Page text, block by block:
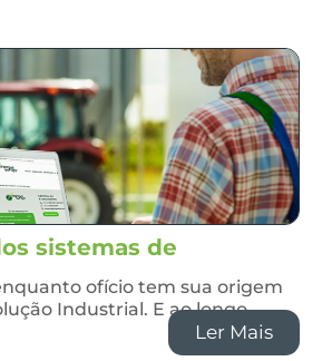
sistemas de
ofício tem sua origem
Industrial. E ao longo
Ler Mais